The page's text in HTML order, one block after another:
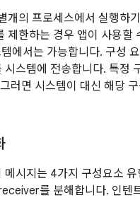
개의 프로세스에서 실행하
제한하는 경우 앱이 사용할
에서는 가능합니다. 구성
스템에 전송합니다. 특정
러면 시스템이 대신 해당
메시지는 4가지 구성요소 유
를 분해합니다. 인텐